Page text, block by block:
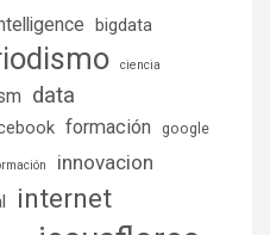
bigdata
ciencia
data
formación google
innovacion
internet